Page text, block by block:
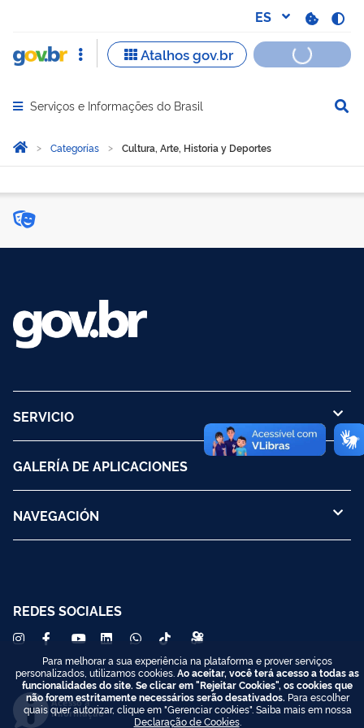
Abrir menu principal de navegação
Serviços e Informações do Brasil
Você está aqui:
InicioCategorías Cultura, Arte, Historia y Deportes
Cultura, Arte, Historia y
SERVICIO
GALERÍA DE APLICACIONES
NAVEGACIÓN
REDES SOCIALES
Acesso à
Informação
Para melhorar a sua experiência na plataforma e prover serviços
personalizados, utilizamos cookies. Ao aceitar, você terá acesso a todas as
funcionalidades do site. Se clicar em "Rejeitar Cookies", os cookies que
não forem estritamente necessários serão desativados. Para escolher
quais quer autorizar, clique em "Gerenciar cookies". Saiba mais em nossa
Declaração de Cookies.